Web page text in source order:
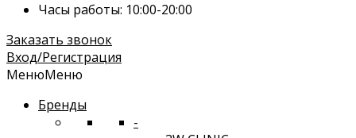
Часы работы: 10:00-20:00
Заказать звонок
Вход/Регистрация
МенюМеню
Бренды
-